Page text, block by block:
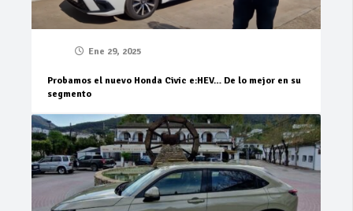
Ene 29, 2025
Probamos el nuevo Honda Civic e:HEV… De lo mejor en su
segmento